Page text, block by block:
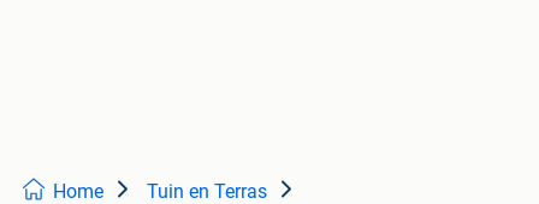
Home Tuin en Terras